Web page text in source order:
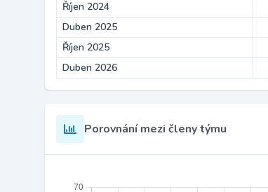
Říjen 2024
Duben 2025
Říjen 2025
Duben 2026
Porovnání mezi členy týmu